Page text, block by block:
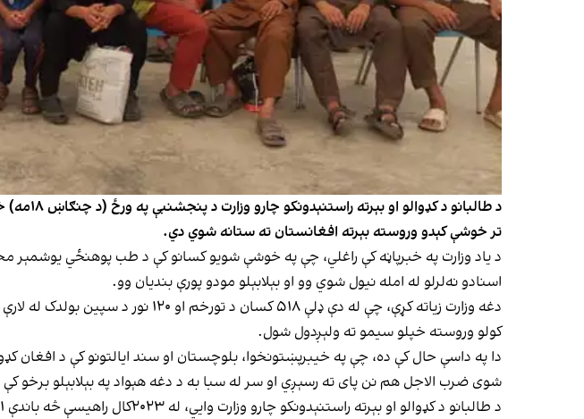
تر خوشې کېدو وروسته بېرته افغانستان ته ستانه شوي دي.
د یاد وزارت په خبرپاڼه کې راغلي، چې په خوشې شویو کسانو کې د طب پوهنځي
اسنادو نه‌لرلو له امله نیول شوي وو او بېلابېلو مودو پورې بندیان وو.
دغه وزارت زیاته کړې، چې له دې ډلې
کولو وروسته خپلو سیمو ته ولېږدول شول.
دا په داسې حال کې ده، چې په خیبرپښتونخوا، بلوچستان او سند ایالتونو کې د افغان
شوی ضرب الاجل هم نن پای ته رسېږي او سر له سبا به د دغه هېواد په بېلابېلو برخو